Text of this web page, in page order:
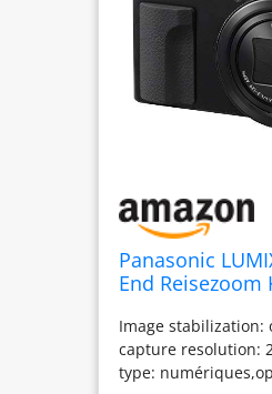
Panasonic
End Reisezoom
Zoom, 24 mm
Sucher, 4K)
Image stabilization:
capture resolution:
type: